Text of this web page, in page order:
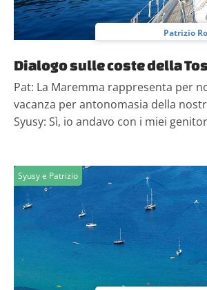
Patrizio
Dialogo sulle coste della
Pat: La Maremma rappresenta per
vacanza per antonomasia della
Syusy: Sì, io andavo con i miei
Syusy e Patrizio